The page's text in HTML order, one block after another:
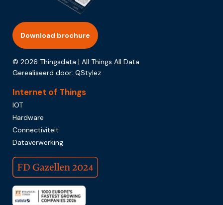
Download brochure
© 2026 Thingsdata | All Things All Data
Gerealiseerd door: QStylez
Internet of Things
IOT
Hardware
Connectiviteit
Dataverwerking